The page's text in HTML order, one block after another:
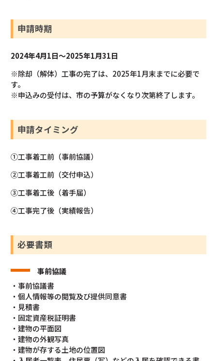
申請時期
2024年4月1日～2025年1月31日
※除却（解体）工事の完了は、2025年1月末までに必要で
す。
※申込みの受付は、市の予算がなくなり次第終了します。
申請タイミング
①工事着工前（事前協議）
②工事着工前（交付申込）
③工事着工後（着手届）
④工事完了後（実績報告）
必要書類
事前協議
・事前協議書
・個人情報等の閲覧及び提供同意書
・見積書
・固定資産税証明書
・建物の平面図
・建物の外観写真
・建物が存する土地の位置図